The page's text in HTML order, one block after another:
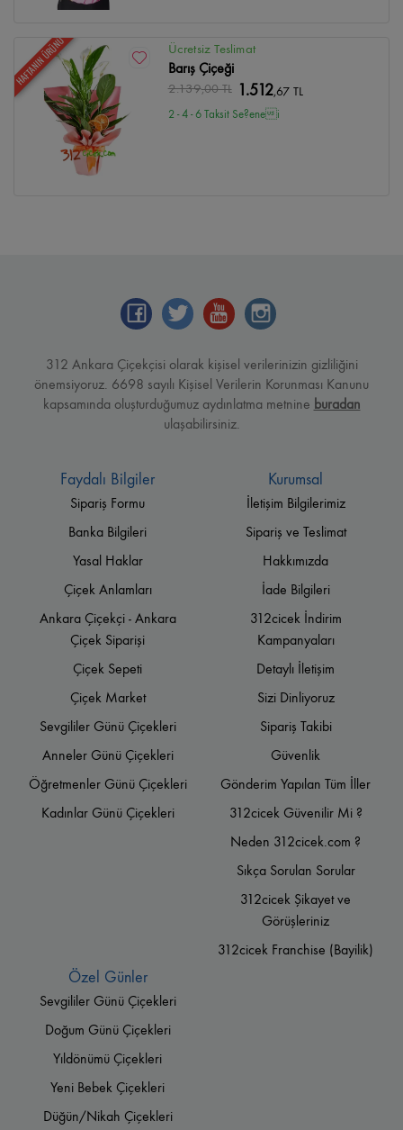
HAFTANIN ÜRÜNÜ Ücretsiz Teslimat
Barış Çiçeği
2.139,00 TL 1.512,67 TL
2 - 4 - 6 Taksit Se?enei
312 Ankara Çiçekçisi olarak kişisel verilerinizin gizliliğini
önemsiyoruz. 6698 sayılı Kişisel Verilerin Korunması Kanunu
kapsamında oluşturduğumuz aydınlatma metnine buradan
ulaşabilirsiniz.
Faydalı Bilgiler
Sipariş Formu
Banka Bilgileri
Yasal Haklar
Çiçek Anlamları
Ankara Çiçekçi - Ankara
Çiçek Siparişi
Çiçek Sepeti
Çiçek Market
Sevgililer Günü Çiçekleri
Anneler Günü Çiçekleri
Öğretmenler Günü Çiçekleri
Kadınlar Günü Çiçekleri
Kurumsal
İletişim Bilgilerimiz
Sipariş ve Teslimat
Hakkımızda
İade Bilgileri
312cicek İndirim
Kampanyaları
Detaylı İletişim
Sizi Dinliyoruz
Sipariş Takibi
Güvenlik
Gönderim Yapılan Tüm İller
312cicek Güvenilir Mi ?
Neden 312cicek.com ?
Sıkça Sorulan Sorular
312cicek Şikayet ve
Görüşleriniz
312cicek Franchise (Bayilik)
Özel Günler
Sevgililer Günü Çiçekleri
Doğum Günü Çiçekleri
Yıldönümü Çiçekleri
Yeni Bebek Çiçekleri
Düğün/Nikah Çiçekleri